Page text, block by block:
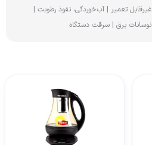
غیرقابل تعمیر | آب‌خوردگی، نفوذ رطوبت |
نوسانات برق | سرقت دستگاه